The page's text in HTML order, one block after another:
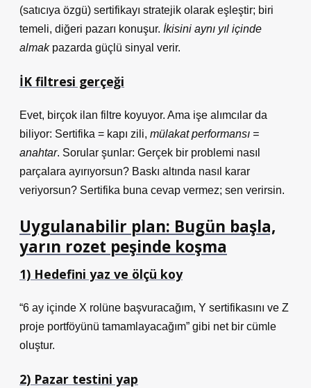
(satıcıya özgü) sertifikayı stratejik olarak eşleştir; biri
temeli, diğeri pazarı konuşur. İkisini aynı yıl içinde
almakpazarda güçlü sinyal verir.
İK filtresi gerçeği
Evet, birçok ilan filtre koyuyor. Ama işe alımcılar da
biliyor: Sertifika = kapı zili, mülakat performansı =
anahtar. Sorular şunlar: Gerçek bir problemi nasıl
parçalara ayırıyorsun? Baskı altında nasıl karar
veriyorsun? Sertifika buna cevap vermez; sen verirsin.
Uygulanabilir plan: Bugün başla,
yarın rozet peşinde koşma
1) Hedefini yaz ve ölçü koy
“6 ay içinde X rolüne başvuracağım, Y sertifikasını ve Z
proje portföyünü tamamlayacağım” gibi net bir cümle
oluştur.
2) Pazar testini yap